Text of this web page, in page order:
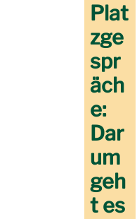
Plat
zge
spr
äch
e:
Dar
um
geh
t es